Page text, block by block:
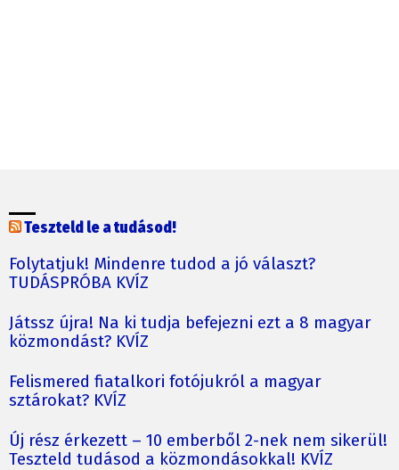
Teszteld le a tudásod!
Folytatjuk! Mindenre tudod a jó választ?
TUDÁSPRÓBA KVÍZ
Játssz újra! Na ki tudja befejezni ezt a 8 magyar
közmondást? KVÍZ
Felismered fiatalkori fotójukról a magyar
sztárokat? KVÍZ
Új rész érkezett – 10 emberből 2-nek nem sikerül!
Teszteld tudásod a közmondásokkal! KVÍZ